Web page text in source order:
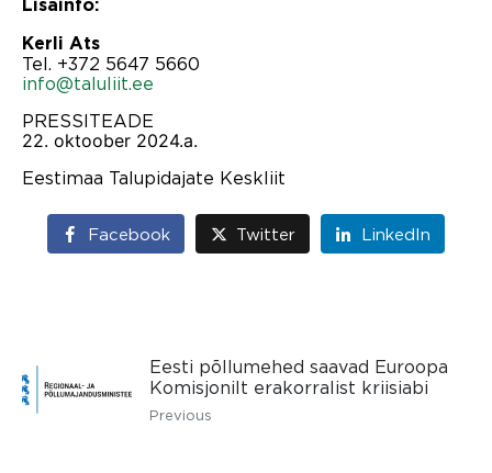
Lisainfo:
Kerli Ats
Tel. +372 5647 5660
info@taluliit.ee
PRESSITEADE
22. oktoober 2024.a.
Eestimaa Talupidajate Keskliit
Facebook Twitter LinkedIn
Eesti põllumehed saavad Euroopa
Komisjonilt erakorralist kriisiabi
Previous